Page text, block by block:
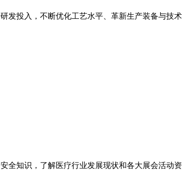
发投入，不断优化工艺水平、革新生产装备与技
全知识，了解医疗行业发展现状和各大展会活动